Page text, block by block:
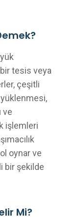
bir tesis veya
çeşitli
yüklenmesi,
ve
işlemleri
oynar ve
bir şekilde
Mi?